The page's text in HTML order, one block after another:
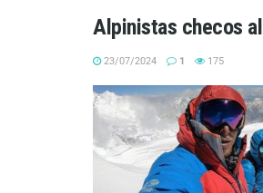
Alpinistas checos
23/07/2024 1 175